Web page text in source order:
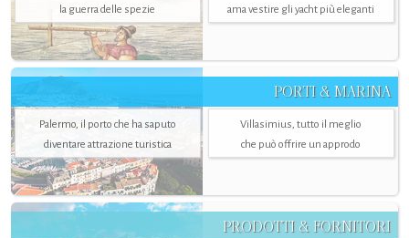
la guerra delle spezie
ama vestire gli yacht più eleganti
PORTI & MARINA
Palermo, il porto che ha saputo
diventare attrazione turistica
Villasimius, tutto il meglio
che può offrire un approdo
PRODOTTI & FORNITORI